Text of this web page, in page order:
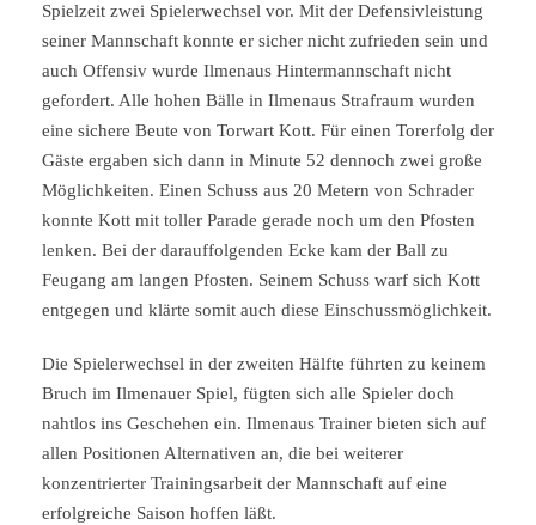
Spielzeit zwei Spielerwechsel vor. Mit der Defensivleistung
seiner Mannschaft konnte er sicher nicht zufrieden sein und
auch Offensiv wurde Ilmenaus Hintermannschaft nicht
gefordert. Alle hohen Bälle in Ilmenaus Strafraum wurden
eine sichere Beute von Torwart Kott. Für einen Torerfolg der
Gäste ergaben sich dann in Minute 52 dennoch zwei große
Möglichkeiten. Einen Schuss aus 20 Metern von Schrader
konnte Kott mit toller Parade gerade noch um den Pfosten
lenken. Bei der darauffolgenden Ecke kam der Ball zu
Feugang am langen Pfosten. Seinem Schuss warf sich Kott
entgegen und klärte somit auch diese Einschussmöglichkeit.
Die Spielerwechsel in der zweiten Hälfte führten zu keinem
Bruch im Ilmenauer Spiel, fügten sich alle Spieler doch
nahtlos ins Geschehen ein. Ilmenaus Trainer bieten sich auf
allen Positionen Alternativen an, die bei weiterer
konzentrierter Trainingsarbeit der Mannschaft auf eine
erfolgreiche Saison hoffen läßt.